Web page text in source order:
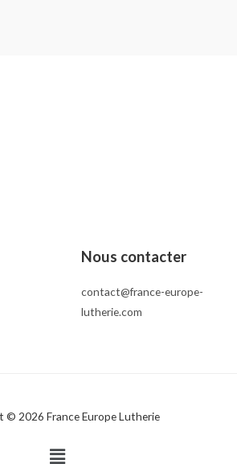
Nous contacter
contact@france-europe-
lutherie.com
© 2026 France Europe Lutherie
Menu